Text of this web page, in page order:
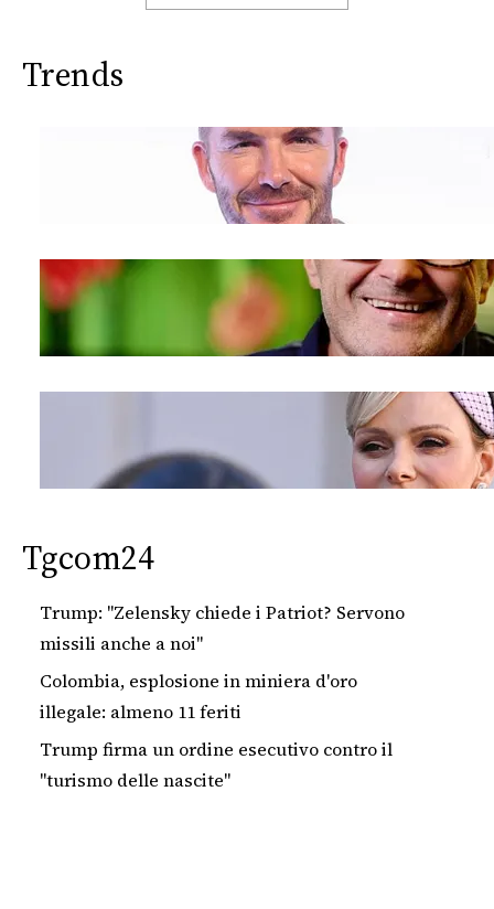
Trends
Tgcom24
Trump: "Zelensky chiede i Patriot? Servono
missili anche a noi"
Colombia, esplosione in miniera d'oro
illegale: almeno 11 feriti
Trump firma un ordine esecutivo contro il
"turismo delle nascite"